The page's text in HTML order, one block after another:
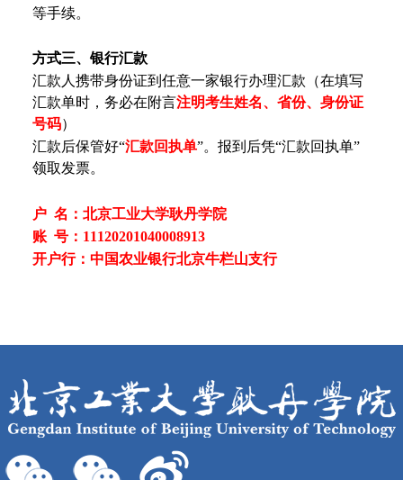
等手续。
方式三、银行汇款
汇款人携带身份证到任意一家银行办理汇款（在填写
汇款单时，务必在附言注明考生姓名、 省份、身份证
号码）
汇款后保管好“汇款回执单”。报到后凭“汇款回执单”
领取发票。
户 名：北京工业大学耿丹学院
账 号：11120201040008913
开户行：中国农业银行北京牛栏山支行